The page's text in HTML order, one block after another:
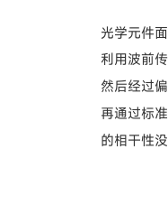
光学元件
利用波前
然后经过
再通过标
的相干性